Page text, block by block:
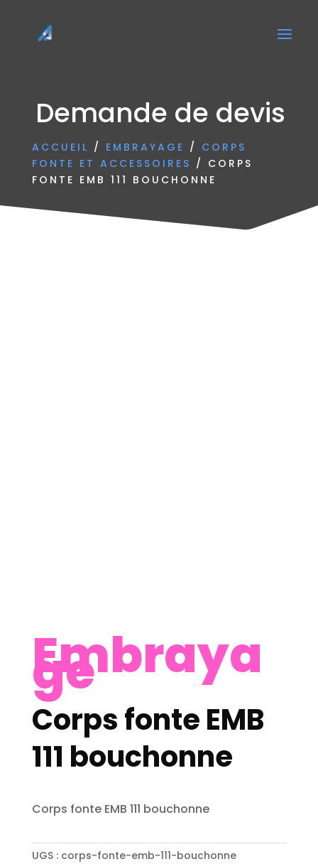
Demande de devis
ACCUEIL / EMBRAYAGE / CORPS
FONTE ET ACCESSOIRES / CORPS
FONTE EMB 111 BOUCHONNE
Embraya
ge
Corps fonte EMB
111 bouchonne
Corps fonte EMB 111 bouchonne
UGS : corps-fonte-emb-111-bouchonne